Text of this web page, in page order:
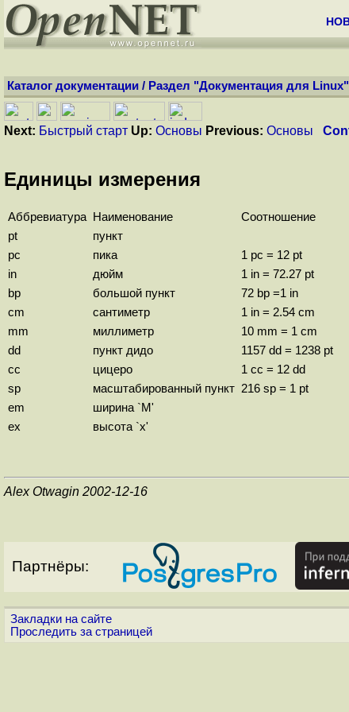
Каталог документации / Раздел "Документация для Linux"
Next: Быстрый старт Up: Основы Previous: Основы
Единицы измерения
Аббревиатура Наименование
Соотношение
pt
пункт
pc
пика
1 pc = 12 pt
in
дюйм
1 in = 72.27 pt
bp
большой пункт
72 bp =1 in
cm
сантиметр
1 in = 2.54 cm
mm
миллиметр
10 mm = 1 cm
dd
пункт дидо
1157 dd = 1238 pt
cc
цицеро
1 cc = 12 dd
sp
масштабированный пункт 216 sp = 1 pt
em
ширина `M'
ex
высота `x'
Alex Otwagin 2002-12-16
Партнёры:
Закладки на сайте
Проследить за страницей